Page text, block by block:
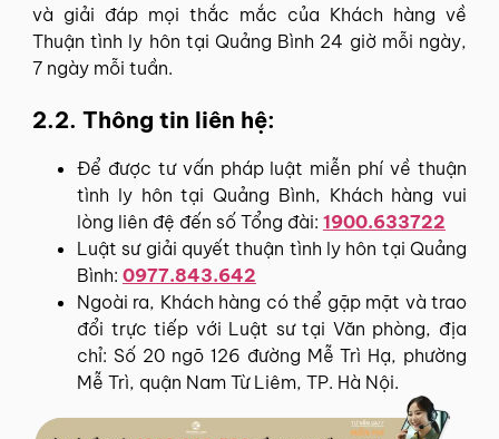
và giải đáp mọi thắc mắc của Khách hàng về
Thuận tình ly hôn tại Quảng Bình 24 giờ mỗi ngày,
7 ngày mỗi tuần.
2.2. Thông tin liên hệ:
Để được tư vấn pháp luật miễn phí về thuận
tình ly hôn tại Quảng Bình, Khách hàng vui
lòng liên đệ đến số Tổng đài: 1900.633722
Luật sư giải quyết thuận tình ly hôn tại Quảng
Bình: 0977.843.642
Ngoài ra, Khách hàng có thể gặp mặt và trao
đổi trực tiếp với Luật sư tại Văn phòng, địa
chỉ: Số 20 ngõ 126 đường Mễ Trì Hạ, phường
Mễ Trì, quận Nam Từ Liêm, TP. Hà Nội.